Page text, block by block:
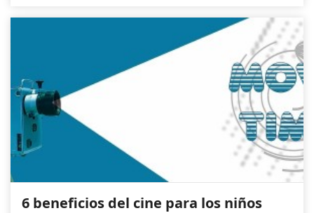
6 beneficios del cine para los niños